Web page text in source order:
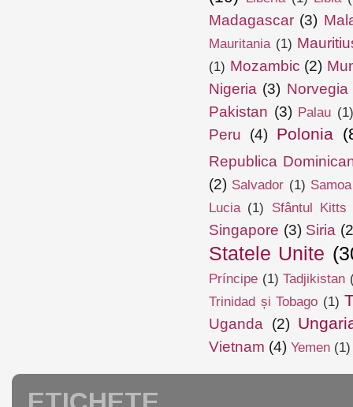
Madagascar (3)
Mauritania (1)
(1) Mozambic (2)
Nigeria (3) Norvegia
Pakistan (3) Palau (1)
Peru (4) Polonia
Republica
(2) Salvador (1) Samoa
Lucia (1) Sfântul
Singapore (3) Siria
Statele Unite
Príncipe (1) Tadjikistan
Trinidad și Tobago (1)
Uganda (2)
Vietnam (4) Yemen (1)